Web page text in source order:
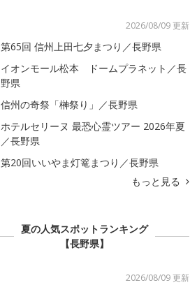
2026/08/09 更新
第65回 信州上田七夕まつり／長野県
イオンモール松本 ドームプラネット／長
野県
信州の奇祭「榊祭り」／長野県
ホテルセリーヌ 最恐心霊ツアー 2026年夏
／長野県
第20回いいやま灯篭まつり／長野県
もっと見る
夏の人気スポットランキング
【長野県】
2026/08/09 更新